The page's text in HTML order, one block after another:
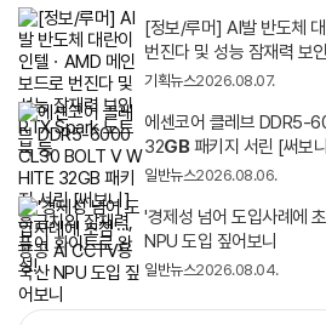
[정보/루머] AI발 반도체
번진다 및 성능 잠재력 보
기획뉴스2026.08.07.
에센코어 클레브 DDR5-
32GB패키지 서린 [써보
트로 완성!
일반뉴스2026.08.06.
'경제성 넘어 도입사례에
NPU 도입 짚어보니
일반뉴스2026.08.04.